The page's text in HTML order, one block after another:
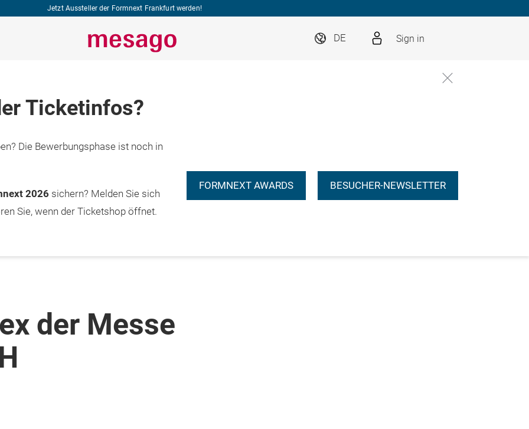
Jetzt Aussteller der Formnext Frankfurt werden!
DE Sign in
Ticketinfos?
Die Bewerbungsphase ist noch in
2026 sichern? Melden Sie sich
Sie, wenn der Ticketshop öffnet.
FORMNEXT AWARDS BESUCHER-NEWSLETTER
der Messe